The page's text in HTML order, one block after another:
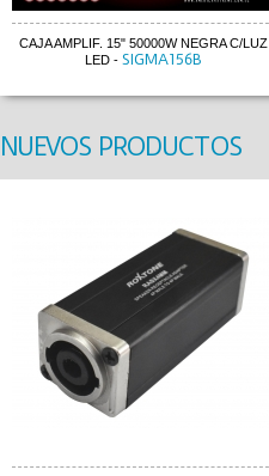
CAJA AMPLIF. 15" 50000W NEGRA C/LUZ
LED - SIGMA156B
NUEVOS PRODUCTOS